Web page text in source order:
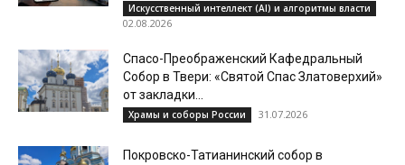
Искусственный интеллект (AI) и алгоритмы власти
02.08.2026
Спасо-Преображенский Кафедральный
Собор в Твери: «Святой Спас Златоверхий»
от закладки...
Храмы и соборы России 31.07.2026
Покровско-Татианинский собор в